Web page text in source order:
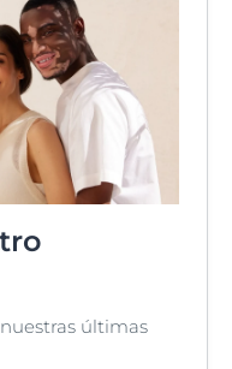
últimas